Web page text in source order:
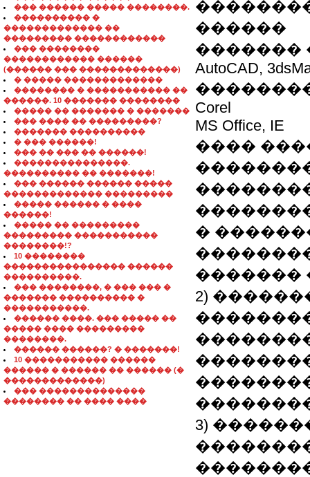
��� ������ ����� ��������.
���������� �
������������� ��
��������� ������������
��� ��������
������������ ������
(������ ��� �������������)
� ����� �������������
�������� � ����������� ��
������. 10 ������� ��������
����� �� ������� � �������
��� ���� �� ���������?
������� ����������
� ��� ������!
��� �� ��� �� ������!
���������������.
���������� �� �������!
��� ������ ������ �����
������������� ���������
����� ������ � ����
������!
����� �� ���������
��������� �����������
��������!?
10 ��������
���������������� ������
����������.
��� ��������, � ��� ��� �
������� ���������� �
�����������.
������ ����. ��� ����� ��
����� ���� ���������
��������.
������ ������? � �������!
10 ����������� ������
������ � ������ �� ������ (�
�������������)
��� ��������������
�������� �� ���� ����
������
�������
AutoCAD,
Corel
MS Office, IE
����
�
�������
2)
3)